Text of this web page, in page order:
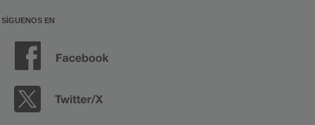
SÍGUENOS EN